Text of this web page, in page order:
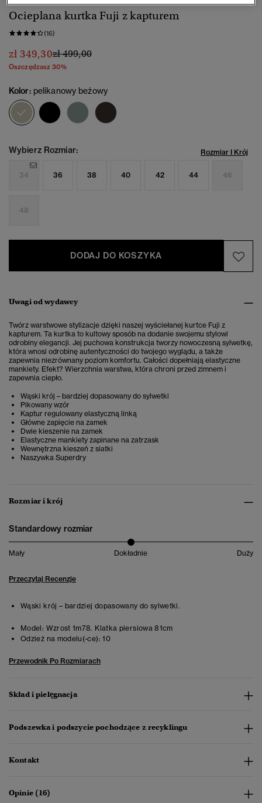
Ocieplana kurtka Fuji z kapturem
(16)
zł 349,30Cena obniżona od
zł 499,00do
Oszczędzasz 30%
Kolor: pelikanowy beżowy
wybrano
Wybierz Rozmiar: Rozmiar I Krój
34 36 38 40 42 44 46
48
DODAJ DO KOSZYKA
Uwagi od wydawcy
Twórz warstwowe stylizacje dzięki naszej wyściełanej kurtce Fuji z
kapturem. Ta kurtka to kultowy sposób na dodanie swojemu stylowi
odrobiny elegancji. Jej puchowa konstrukcja tworzy nowoczesną sylwetkę,
która wnosi odrobinę autentyczności do twojego wyglądu, a także
zapewnia niezrównany poziom komfortu. Całości dopełniają elastyczne
mankiety. Efekt? Wierzchnia warstwa, która chroni przed zimnem i
zapewnia ciepło.
Wąski krój – bardziej dopasowany do sylwetki
Pikowany wzór
Kaptur regulowany elastyczną linką
Główne zapięcie na zamek
Dwie kieszenie na zamek
Elastyczne mankiety zapinane na zatrzask
Wewnętrzna kieszeń z siatki
Naszywka Superdry
Rozmiar i krój
Standardowy rozmiar
Mały Dokładnie Duży
Przeczytaj Recenzje
Wąski krój – bardziej dopasowany do sylwetki.
Model: Wzrost 1m78. Klatka piersiowa 81cm
Odzież na modelu(-ce): 10
Przewodnik Po Rozmiarach
Skład i pielęgnacja
Podszewka i podszycie pochodzące z recyklingu
Kontakt
Opinie (16)